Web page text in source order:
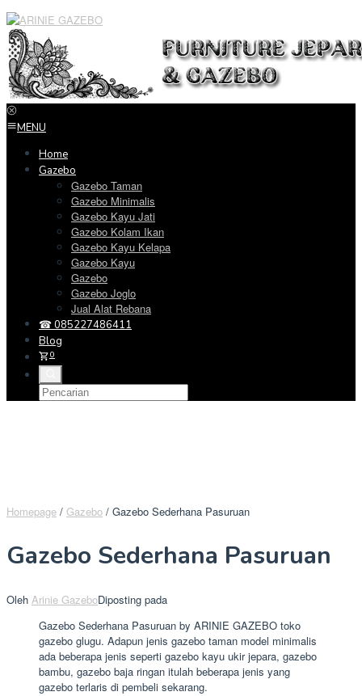
Loncat
ke
konten
MENU
Home
Gazebo
Gazebo Taman
Gazebo Minimalis
Gazebo Kayu Jati
Gazebo Kolam Ikan
Gazebo Kayu Kelapa
Gazebo Kayu
Gazebo
Gazebo Joglo
Jual Alat Rebana
☎ 085227486411
Blog
0
Homepage / Gazebo / Gazebo Sederhana Pasuruan
Gazebo Sederhana Pasuruan
Oleh Arinie GazeboDiposting pada
Gazebo Sederhana Pasuruan by ARINIE GAZEBO toko
gazebo glugu. Adapun jenis gazebo taman model minimalis
ada beberapa jenis seperti gazebo kayu ukir jepara, gazebo
bambu, gazebo baja ringan itulah beberapa jenis yang
gazebo terlaris di pembeli sekarang.